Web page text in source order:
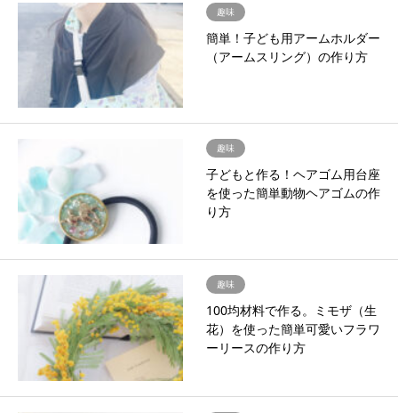
趣味
簡単！子ども用アームホルダー
（アームスリング）の作り方
趣味
子どもと作る！ヘアゴム用台座
を使った簡単動物ヘアゴムの作
り方
趣味
100均材料で作る。ミモザ（生
花）を使った簡単可愛いフラワ
ーリースの作り方